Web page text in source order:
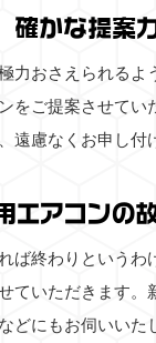
確かな提案
力おさえられる
をご提案させて
遠慮なくお申し付
エアコンの
ば終わりという
ていただきます
どにもお伺いい